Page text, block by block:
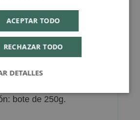
MGO 400+
mínimo de 400mg por kg
alimenticio, compuesto
de la actividad
única presente en la
bote de 250g.
ACEPTAR TODO
RECHAZAR TODO
DETALLES